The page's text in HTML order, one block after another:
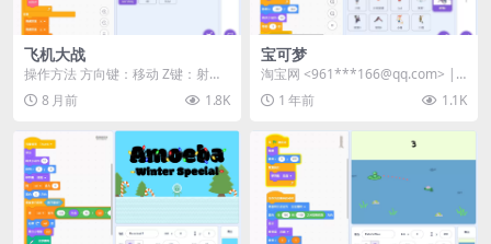
飞机大战
操作方法 方向键：移动 Z键：射击
X键：发射导弹（装备时） C键：能
量提升 A...
8 月前 1.8K
宝可梦
淘宝网 <961***166@qq.com> |
站内用户投稿 作品...
1 年前 1.1K